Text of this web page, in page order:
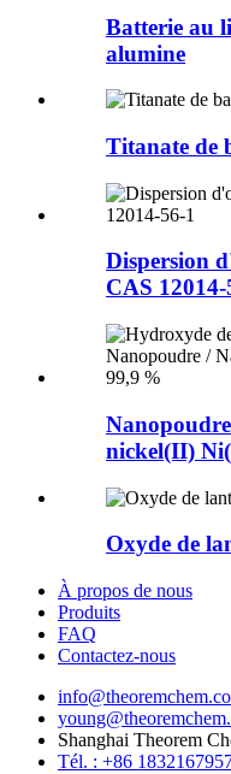
Batterie au
alumine
Titanate de
Dispersion
CAS 12014-
nickel(II)
Oxyde de
À propos de nous
Produits
FAQ
Contactez-nous
Shanghai Theorem
Tél. : +86